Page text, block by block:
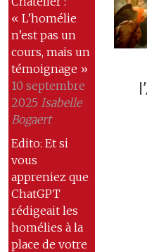
« L’homélie
n’est pas un
cours, mais un
témoignage »
10 septembre
2025 Isabelle
Bogaert
Edito: Et si
vous
appreniez que
ChatGPT
rédigeait les
homélies à la
place de votre